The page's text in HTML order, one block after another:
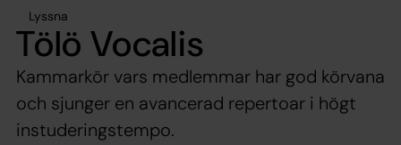
Lyssna
Tölö Vocalis
Kammarkör vars medlemmar har god körvana
och sjunger en avancerad repertoar i högt
instuderingstempo.